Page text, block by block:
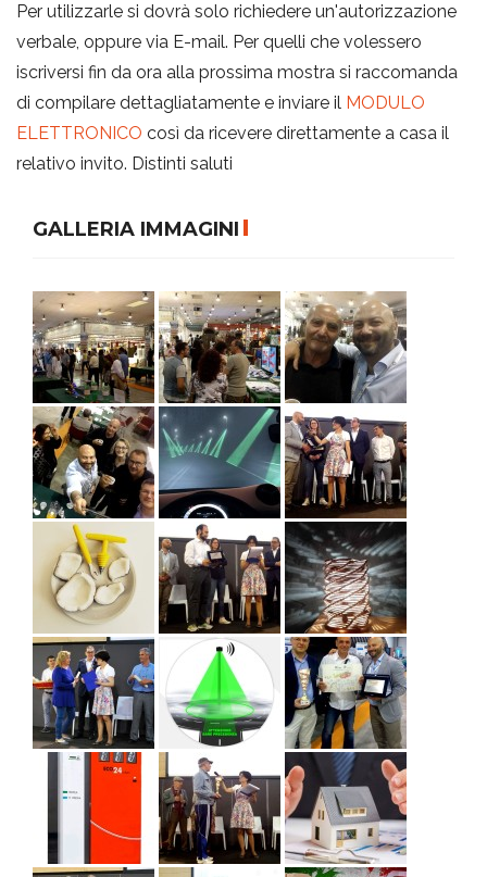
Per utilizzarle si dovrà solo richiedere un'autorizzazione
verbale, oppure via E-mail. Per quelli che volessero
iscriversi fin da ora alla prossima mostra si raccomanda
di compilare dettagliatamente e inviare il MODULO
ELETTRONICO così da ricevere direttamente a casa il
relativo invito. Distinti saluti
GALLERIA IMMAGINI